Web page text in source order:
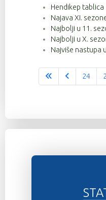
Hendikep tablica
Najava XI.
Najbolji u 11.
Najbolji u X.
Najviše nastupa
24